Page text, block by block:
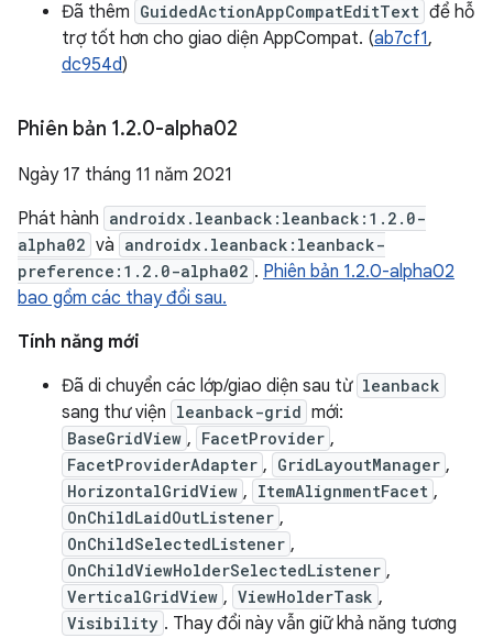
Đã thêm GuidedActionAppCompatEditText để hỗ
trợ tốt hơn cho giao diện AppCompat. (ab7cf1,
dc954d)
Phiên bản 1.2.0-alpha02
Ngày 17 tháng 11 năm 2021
Phát hành androidx.leanback:leanback:1.2.0-
alpha02 và androidx.leanback:leanback-
preference:1.2.0-alpha02 . Phiên bản 1.2.0-alpha02
bao gồm các thay đổi sau.
Tính năng mới
Đã di chuyển các lớp/giao diện sau từ leanback
sang thư viện leanback-grid mới:
BaseGridView , FacetProvider ,
FacetProviderAdapter , GridLayoutManager ,
HorizontalGridView , ItemAlignmentFacet ,
OnChildLaidOutListener ,
OnChildSelectedListener ,
OnChildViewHolderSelectedListener ,
VerticalGridView , ViewHolderTask ,
Visibility . Thay đổi này vẫn giữ khả năng tương